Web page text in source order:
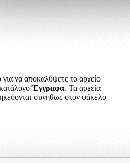
για να αποκαλύψετε το αρχείο
Έγγραφα. Τα αρχεία
συνήθως στον φάκελο